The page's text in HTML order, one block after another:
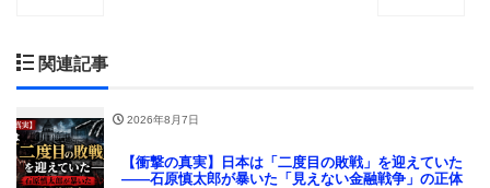
関連記事
2026年8月7日
【衝撃の真実】日本は「二度目の敗戦」を迎えていた
――石原慎太郎が暴いた「見えない金融戦争」の正体